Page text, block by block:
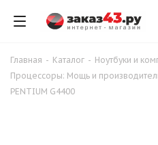
Главная - Каталог - Ноутбуки и
Процессоры: Мощь и
PENTIUM G4400